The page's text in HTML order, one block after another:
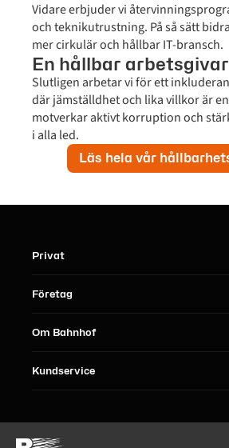
Vidare erbjuder vi
och teknikutrustning. På så sätt
mer cirkulär och hållbar IT-bransch.
En hållbar
Slutligen arbetar vi för ett
där jämställdhet och lika villkor är
motverkar aktivt korruption och
i alla led.
Läs hela vår
Privat
Företag
Om Bahnhof
Kundservice